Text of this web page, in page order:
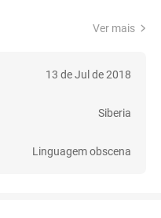
Ver mais
13 de Jul de 2018
Siberia
Linguagem obscena